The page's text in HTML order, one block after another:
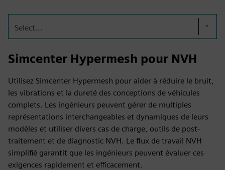
Select...
Simcenter Hypermesh pour NVH
Utilisez Simcenter Hypermesh pour aider à réduire le bruit,
les vibrations et la dureté des conceptions de véhicules
complets. Les ingénieurs peuvent gérer de multiples
représentations interchangeables et dynamiques de leurs
modèles et utiliser divers cas de charge, outils de post-
traitement et de diagnostic NVH. Le flux de travail NVH
simplifié garantit que les ingénieurs peuvent évaluer ces
exigences rapidement et efficacement.